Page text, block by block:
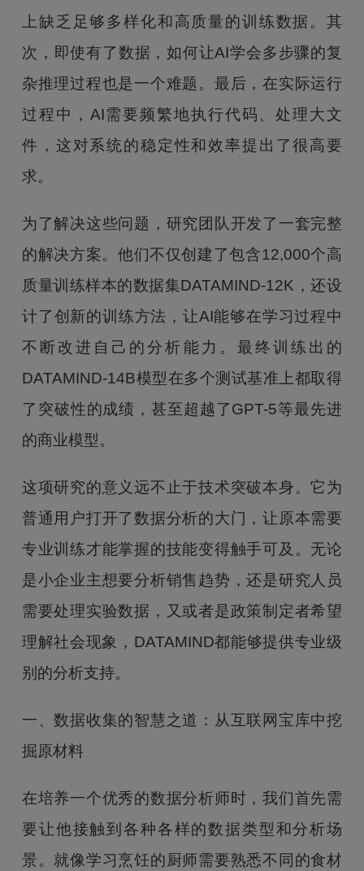
上缺乏足够多样化和高质量的训练数据。其
次，即使有了数据，如何让AI学会多步骤的复
杂推理过程也是一个难题。最后，在实际运行
过程中，AI需要频繁地执行代码、处理大文
件，这对系统的稳定性和效率提出了很高要
求。
为了解决这些问题，研究团队开发了一套完整
的解决方案。他们不仅创建了包含12,000个高
质量训练样本的数据集DATAMIND-12K，还设
计了创新的训练方法，让AI能够在学习过程中
不断改进自己的分析能力。最终训练出的
DATAMIND-14B模型在多个测试基准上都取得
了突破性的成绩，甚至超越了GPT-5等最先进
的商业模型。
这项研究的意义远不止于技术突破本身。它为
普通用户打开了数据分析的大门，让原本需要
专业训练才能掌握的技能变得触手可及。无论
是小企业主想要分析销售趋势，还是研究人员
需要处理实验数据，又或者是政策制定者希望
理解社会现象，DATAMIND都能够提供专业级
别的分析支持。
一、数据收集的智慧之道：从互联网宝库中挖
掘原材料
在培养一个优秀的数据分析师时，我们首先需
要让他接触到各种各样的数据类型和分析场
景。就像学习烹饪的厨师需要熟悉不同的食材